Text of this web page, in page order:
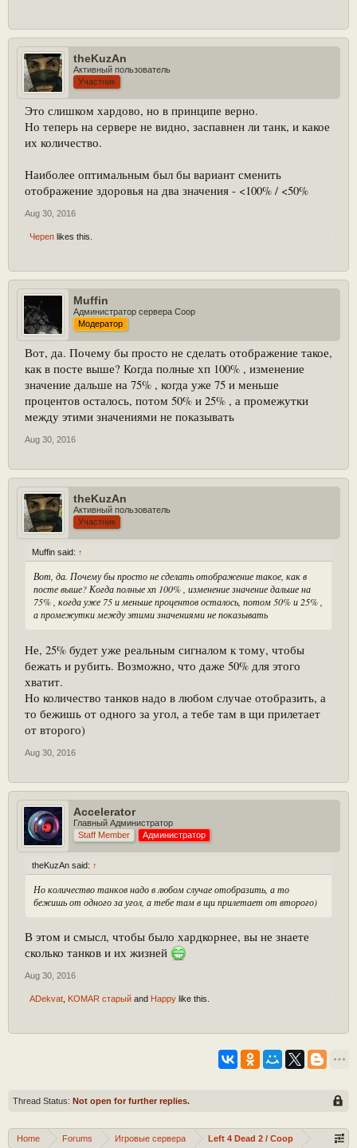
theKuzAn
Активный пользователь
Участник
Это слишком хардово, но в принципе верно.
Но теперь на сервере не видно, заспавнен ли танк, и какое
их количество.
Наиболее оптимальным был бы вариант сменить
отображение здоровья на два значения - <100% / <50%
Aug 30, 2016
Череп likes this.
Muffin
Администратор сервера Coop
Модератор
Вот, да. Почему бы просто не сделать отображение такое,
как в посте выше? Когда полные хп 100% , изменение
значение дальше на 75% , когда уже 75 и меньше
процентов осталось, потом 50% и 25% , а промежутки
между этими значениями не показывать
Aug 30, 2016
theKuzAn
Активный пользователь
Участник
Muffin said: ↑
Вот, да. Почему бы просто не сделать отображение такое, как в
посте выше? Когда полные хп 100% , изменение значение дальше на
75% , когда уже 75 и меньше процентов осталось, потом 50% и 25% ,
а промежутки между этими значениями не показывать
Не, 25% будет уже реальным сигналом к тому, чтобы
бежать и рубить. Возможно, что даже 50% для этого
хватит.
Но количество танков надо в любом случае отобразить, а
то бежишь от одного за угол, а тебе там в щи прилетает
от второго)
Aug 30, 2016
Accelerator
Главный Администратор
Staff Member
Администратор
theKuzAn said: ↑
Но количество танков надо в любом случае отобразить, а то
бежишь от одного за угол, а тебе там в щи прилетает от второго)
В этом и смысл, чтобы было хардкорнее, вы не знаете
сколько танков и их жизней
Aug 30, 2016
ADekvat KOMAR старый and Happy like this.
Thread Status: Not open for further replies.
Home Forums Игровые сервера Left 4 Dead 2 / Coop